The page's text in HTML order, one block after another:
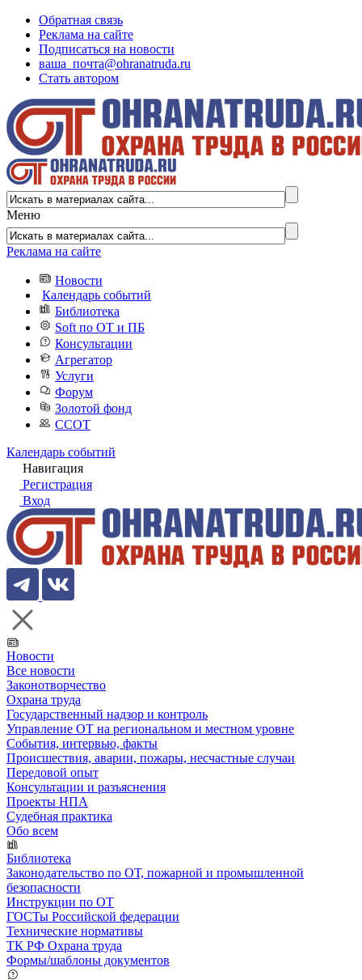
Обратная связь
Реклама на сайте
Подписаться на новости
ваша_почта@ohranatruda.ru
Стать автором
Меню
Реклама на сайте
Новости
Календарь событий
Библиотека
Soft по ОТ и ПБ
Консультации
Агрегатор
Услуги
Форум
Золотой фонд
ССОТ
Календарь событий
Навигация
Регистрация
Вход
Новости
Все новости
Законотворчество
Охрана труда
Государственный надзор и контроль
Управление ОТ на региональном и местном уровне
События, интервью, факты
Происшествия, аварии, пожары, несчастные случаи
Передовой опыт
Консультации и разъяснения
Проекты НПА
Судебная практика
Обо всем
Библиотека
Законодательство по ОТ, пожарной и промышленной
безопасности
Инструкции по ОТ
ГОСТы Российской федерации
Технические нормативы
ТК РФ Охрана труда
Формы/шаблоны документов